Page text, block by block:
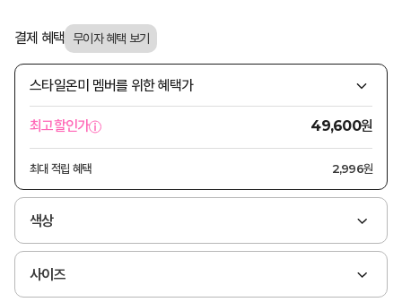
결제 혜택
스타일온미 멤버를 위한 혜택가
최고할인가 49,600원
최대 적립 혜택 2,996원
색상
사이즈